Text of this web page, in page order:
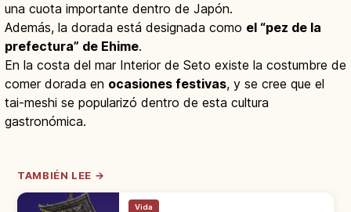
una cuota importante dentro de Japón.
Además, la dorada está designada como el “pez de la
prefectura” de Ehime.
En la costa del mar Interior de Seto existe la costumbre de
comer dorada en ocasiones festivas, y se cree que el
tai-meshi se popularizó dentro de esta cultura
gastronómica.
TAMBIÉN LEE →
Vida